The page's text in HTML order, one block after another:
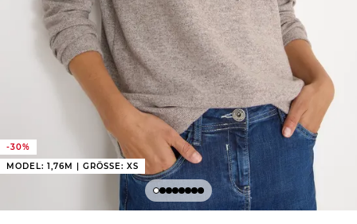
-30%
MODEL: 1,76M | GRÖSSE: XS